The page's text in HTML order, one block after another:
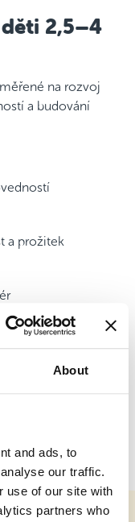
About
and ads, to
our traffic.
use of our site with
partners who
2,5–4
na rozvoj
a budování
a prožitek